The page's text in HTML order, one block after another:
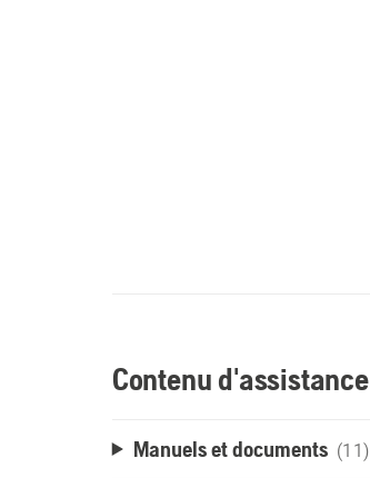
Contenu d'assistance
Manuels et documents (11)